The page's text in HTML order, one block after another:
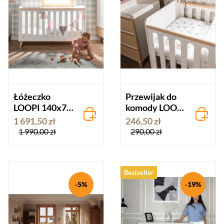
Łóżeczko
LOOPI 140x70
szare
1 691,50 zł
1 990,00 zł
Przewijak do
komody LOOPI
- szary
246,50 zł
290,00 zł
-5%
Bestseller
-19%